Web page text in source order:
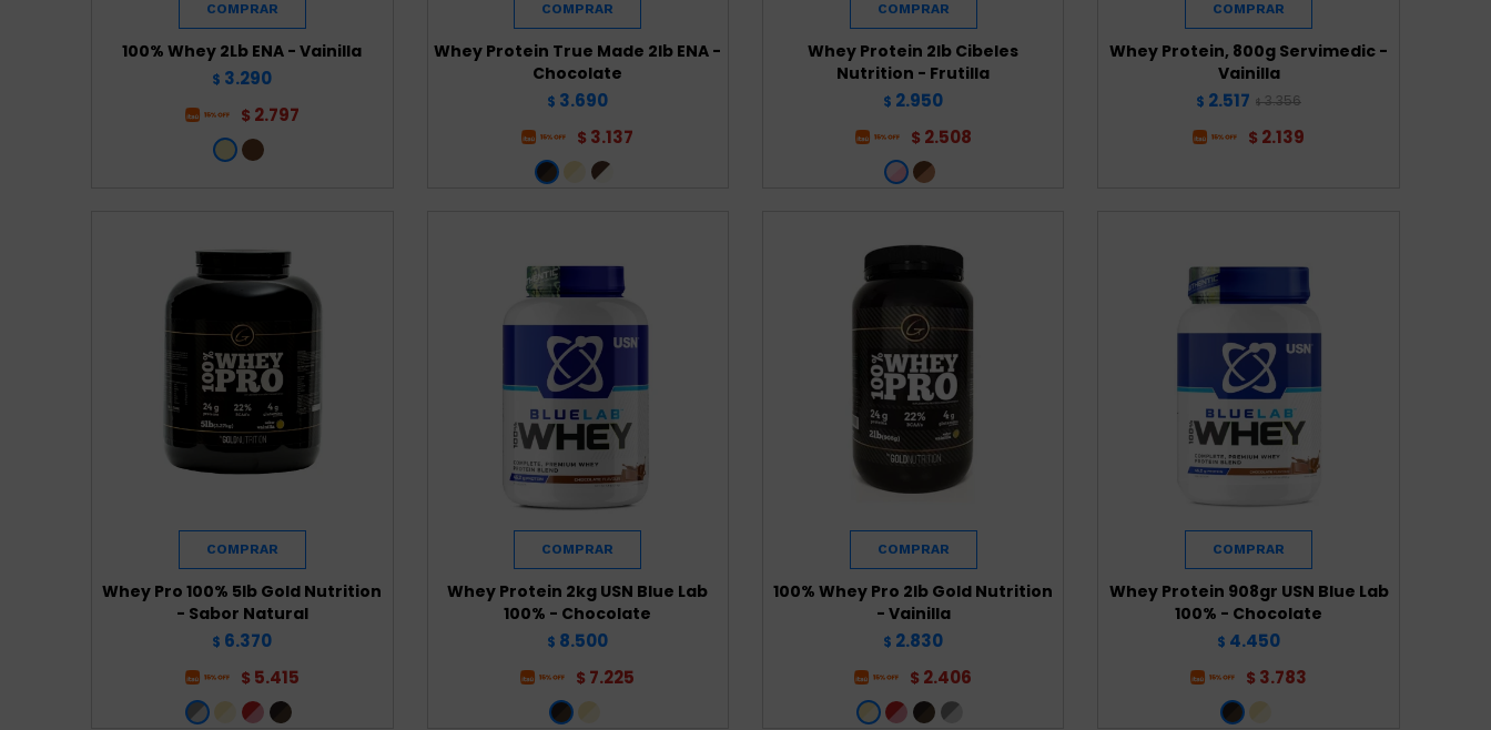
100% Whey 2Lb ENA - Vainilla
$ 3.290
$ 2.797
Whey Protein True Made 2lb ENA -
Chocolate
$ 3.690
$ 3.137
Whey Protein 2lb Cibeles
Nutrition - Frutilla
$ 2.950
$ 2.508
Whey Protein, 800g Servimedic -
Vainilla
$ 2.517 $ 3.356
$ 2.139
Whey Pro 100% 5lb Gold Nutrition
- Sabor Natural
$ 6.370
$ 5.415
Whey Protein 2kg USN Blue Lab
100% - Chocolate
$ 8.500
$ 7.225
100% Whey Pro 2lb Gold Nutrition
- Vainilla
$ 2.830
$ 2.406
Whey Protein 908gr USN Blue Lab
100% - Chocolate
$ 4.450
$ 3.783